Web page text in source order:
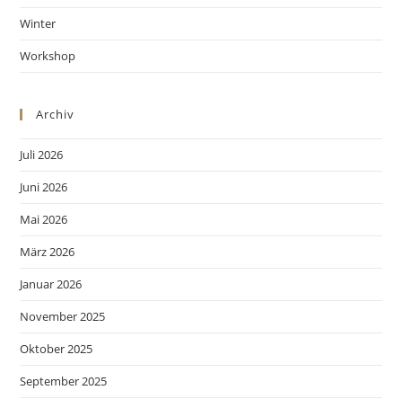
Winter
Workshop
Archiv
Juli 2026
Juni 2026
Mai 2026
März 2026
Januar 2026
November 2025
Oktober 2025
September 2025